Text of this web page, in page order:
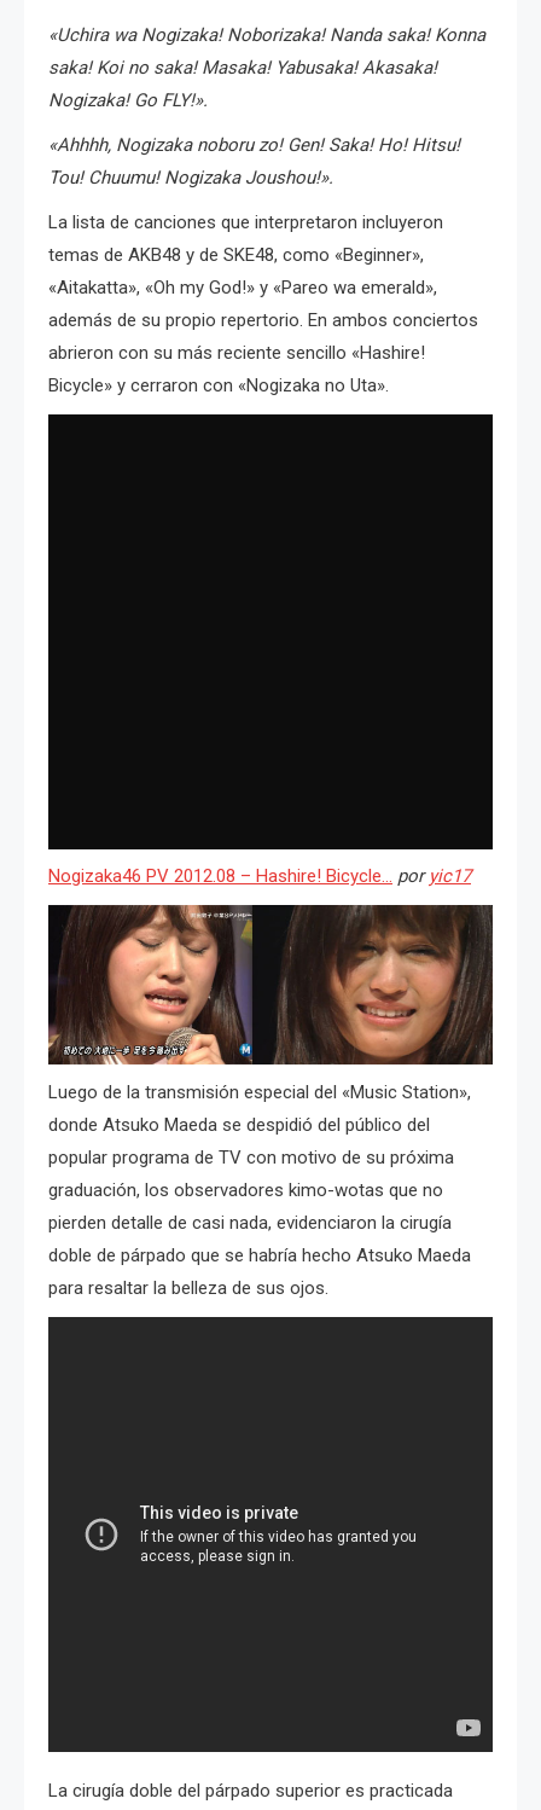
«Uchira wa Nogizaka! Noborizaka! Nanda saka! Konna
saka! Koi no saka! Masaka! Yabusaka! Akasaka!
Nogizaka! Go FLY!».
«Ahhhh, Nogizaka noboru zo! Gen! Saka! Ho! Hitsu!
Tou! Chuumu! Nogizaka Joushou!».
La lista de canciones que interpretaron incluyeron
temas de AKB48 y de SKE48, como «Beginner»,
«Aitakatta», «Oh my God!» y «Pareo wa emerald»,
además de su propio repertorio. En ambos conciertos
abrieron con su más reciente sencillo «Hashire!
Bicycle» y cerraron con «Nogizaka no Uta».
Nogizaka46 PV 2012.08 – Hashire! Bicycle… por yic17
Luego de la transmisión especial del «Music Station»,
donde Atsuko Maeda se despidió del público del
popular programa de TV con motivo de su próxima
graduación, los observadores kimo-wotas que no
pierden detalle de casi nada, evidenciaron la cirugía
doble de párpado que se habría hecho Atsuko Maeda
para resaltar la belleza de sus ojos.
La cirugía doble del párpado superior es practicada